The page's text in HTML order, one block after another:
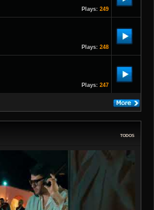
Plays: 249
Plays: 248
Plays: 247
TODOS